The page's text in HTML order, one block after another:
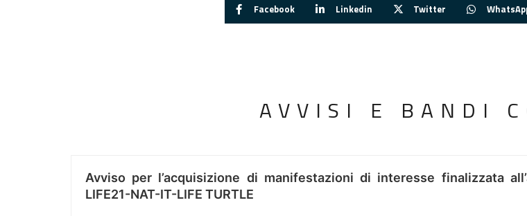
Facebook Linkedin Twitter
AVVISI E BANDI
Avviso per l’acquisizione di manifestazioni di interesse finalizzata
LIFE21-NAT-IT-LIFE TURTLE